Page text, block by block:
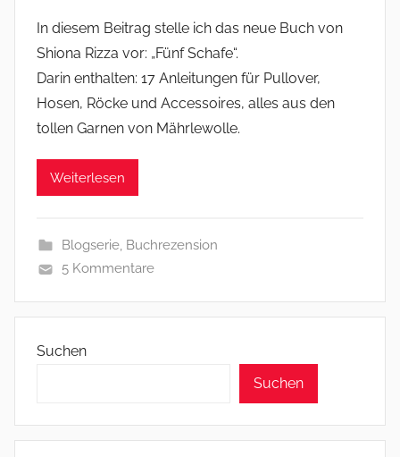
In diesem Beitrag stelle ich das neue Buch von
Shiona Rizza vor: „Fünf Schafe“.
Darin enthalten: 17 Anleitungen für Pullover,
Hosen, Röcke und Accessoires, alles aus den
tollen Garnen von Mährlewolle.
Weiterlesen
Blogserie, Buchrezension
5 Kommentare
Suchen
Suchen